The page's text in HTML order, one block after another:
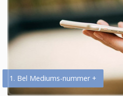
1. Bel Mediums-nummer +